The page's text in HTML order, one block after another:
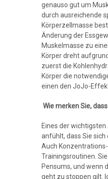
genauso gut um
durch ausreichende
Körperzellmasse
Änderung der
Muskelmasse zu
Körper dreht
zuerst die
Körper die
einen den JoJo-
Wie merken Sie,
Eines der
anfühlt, dass Sie
Auch
Trainingsroutinen.
Pensums, und wenn
geht zu stoppen gilt.